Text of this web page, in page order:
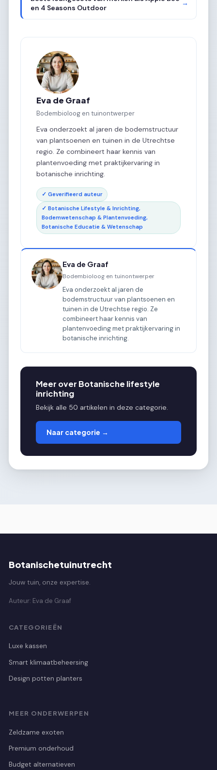
en 4 Seasons Outdoor
→
Eva de Graaf
Bodembioloog en tuinontwerper
Eva onderzoekt al jaren de bodemstructuur
van plantsoenen en tuinen in de Utrechtse
regio. Ze combineert haar kennis van
plantenvoeding met praktijkervaring in
botanische inrichting.
✓ Geverifieerd auteur
✓ Botanische Lifestyle & Inrichting,
Bodemwetenschap & Plantenvoeding,
Botanische Educatie & Wetenschap
Eva de Graaf
Bodembioloog en tuinontwerper
Eva onderzoekt al jaren de
bodemstructuur van plantsoenen en
tuinen in de Utrechtse regio. Ze
combineert haar kennis van
plantenvoeding met praktijkervaring in
botanische inrichting.
Meer over Botanische lifestyle
inrichting
Bekijk alle 50 artikelen in deze categorie.
Naar categorie →
Botanischetuinutrecht
Jouw tuin, onze expertise.
Auteur: Eva de Graaf
CATEGORIEËN
Luxe kassen
Smart klimaatbeheersing
Design potten planters
MEER ONDERWERPEN
Zeldzame exoten
Premium onderhoud
Budget alternatieven